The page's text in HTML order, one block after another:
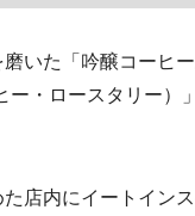
いた「吟醸コーヒ
・ロースタリー）
店内にイートイン